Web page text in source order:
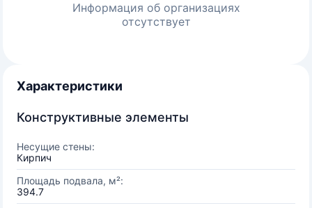
Информация об организациях
отсутствует
Характеристики
Конструктивные элементы
Несущие стены:
Кирпич
Площадь подвала, м²:
394.7